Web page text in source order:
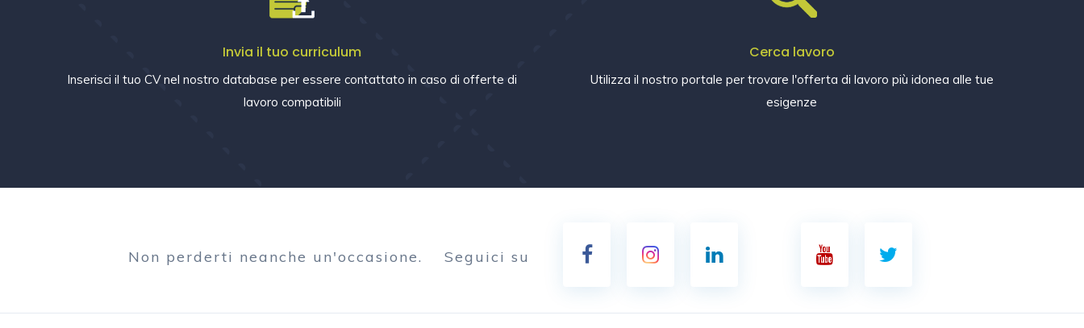
Invia il tuo curriculum
Inserisci il tuo CV nel nostro database per essere contattato in caso di offerte di
lavoro compatibili
Cerca lavoro
Utilizza il nostro portale per trovare l'offerta di lavoro più idonea alle tue
esigenze
Non perderti neanche un'occasione. Seguici su